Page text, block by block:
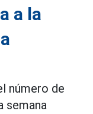
a la
número de
semana